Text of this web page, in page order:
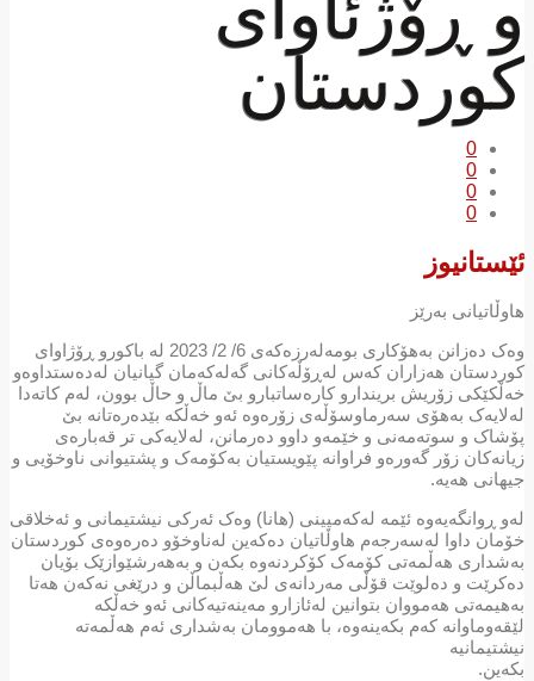
کوردستان
0
0
0
0
ئێستانیوز
هاوڵاتیانی بەرێز
وەک دەزانن بەهۆکاری بومەلەرزەکەی 6/ 2/ 2023 لە باکورو ڕۆژاوای
کوردستان هەزاران کەس لەڕۆڵەکانی گەلەکەمان گیانیان لەدەستداوەو
خەڵکێکی زۆریش بریندارو کارەساتبارو بێ ماڵ و حاڵ بوون، لەم کاتەدا
لەلایەک بەهۆی سەرماوسۆڵەی زۆرەوە ئەو خەڵکە بێدەرەتانە بێ
پۆشاک و سوتەمەنی و خێمەو داوو دەرمانن، لەلایەکی تر قەبارەی
زیانەکان زۆر گەورەو فراوانە پێویستیان بەکۆمەک و پشتیوانی ناوخۆیی و
جیهانی هەیە.
لەو ڕوانگەیەوە ئێمە لەکەمپینی (هانا) وەک ئەرکی نیشتیمانی و ئەخلاقی
خۆمان داوا لەسەرجەم هاوڵاتیان دەکەین لەناوخۆو دەرەوەی کوردستان
بەشداری هەڵمەتی کۆمەک کۆکردنەوە بکەن و بەهەرشێوازێک بۆیان
دەکرێت و دەلوێت قۆڵی مەردانەی لێ هەڵبماڵن و درێغی نەکەن هەتا
بەهیمەتی هەمووان بتوانین لەئازارو مەینەتیەکانی ئەو خەڵکە
لێقەوماوانە کەم بکەینەوە، با هەموومان بەشداری ئەم هەڵمەتە
نیشتیمانیە
بکەین.